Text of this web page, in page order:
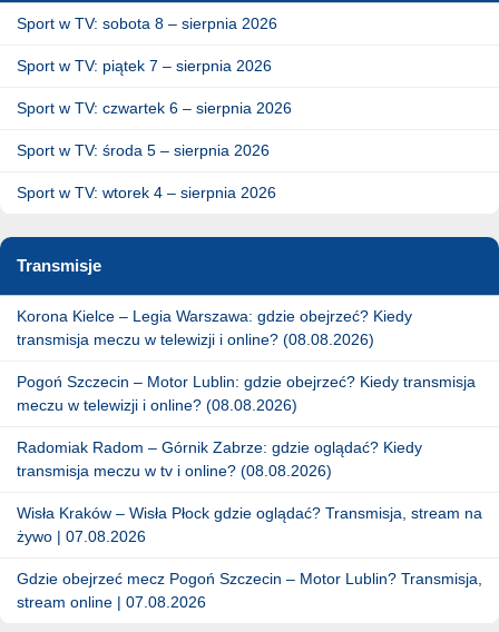
Sport w TV: sobota 8 – sierpnia 2026
Sport w TV: piątek 7 – sierpnia 2026
Sport w TV: czwartek 6 – sierpnia 2026
Sport w TV: środa 5 – sierpnia 2026
Sport w TV: wtorek 4 – sierpnia 2026
Transmisje
Korona Kielce – Legia Warszawa: gdzie obejrzeć? Kiedy
transmisja meczu w telewizji i online? (08.08.2026)
Pogoń Szczecin – Motor Lublin: gdzie obejrzeć? Kiedy transmisja
meczu w telewizji i online? (08.08.2026)
Radomiak Radom – Górnik Zabrze: gdzie oglądać? Kiedy
transmisja meczu w tv i online? (08.08.2026)
Wisła Kraków – Wisła Płock gdzie oglądać? Transmisja, stream na
żywo | 07.08.2026
Gdzie obejrzeć mecz Pogoń Szczecin – Motor Lublin? Transmisja,
stream online | 07.08.2026